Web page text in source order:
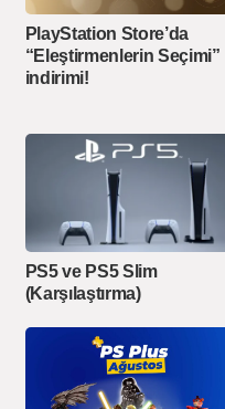
PlayStation Store’da
“Eleştirmenlerin Seçimi”
indirimi!
PS5 ve PS5 Slim
(Karşılaştırma)